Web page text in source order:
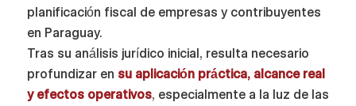
planificación fiscal de empresas y contribuyentes
en Paraguay.
Tras su análisis jurídico inicial, resulta necesario
profundizar en su aplicación práctica, alcance real
y efectos operativos, especialmente a la luz de las